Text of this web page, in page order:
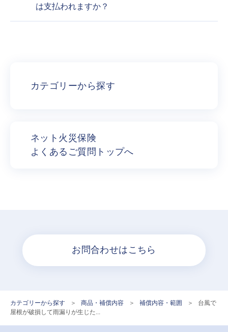
は支払われますか？
カテゴリーから探す
ネット火災保険
よくあるご質問トップへ
お問合わせはこちら
カテゴリーから探す > 商品・補償内容 > 補償内容・範囲 >
台風で
屋根が破損して雨漏りが生じた...